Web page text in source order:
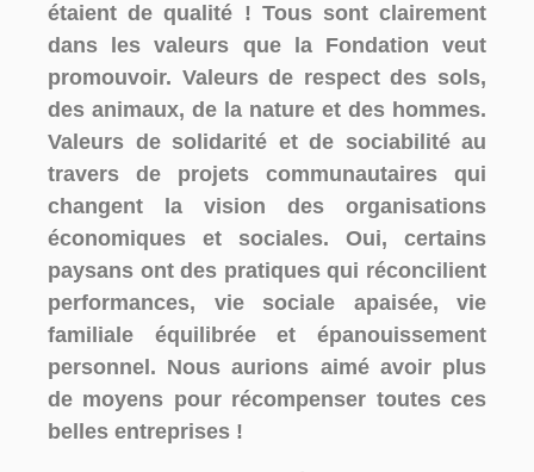
étaient de qualité ! Tous sont clairement
dans les valeurs que la Fondation veut
promouvoir. Valeurs de respect des sols,
des animaux, de la nature et des hommes.
Valeurs de solidarité et de sociabilité au
travers de projets communautaires qui
changent la vision des organisations
économiques et sociales. Oui, certains
paysans ont des pratiques qui réconcilient
performances, vie sociale apaisée, vie
familiale équilibrée et épanouissement
personnel. Nous aurions aimé avoir plus
de moyens pour récompenser toutes ces
belles entreprises !